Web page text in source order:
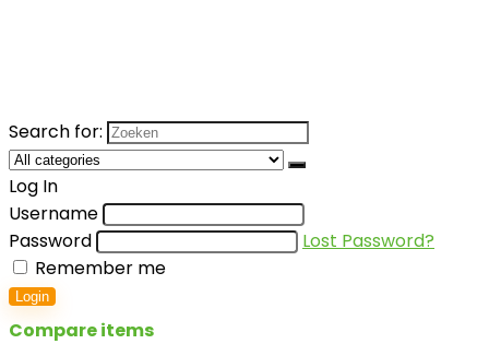
Search for:
Log In
Username
Password
Lost Password?
Remember me
Login
Compare items